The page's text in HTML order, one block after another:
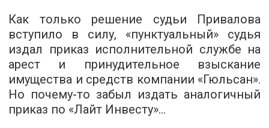
Как только решение судьи Привалова
вступило в силу, «пунктуальный» судья
издал приказ исполнительной службе на
арест и принудительное взыскание
имущества и средств компании «Гюльсан».
Но почему-то забыл издать аналогичный
приказ по «Лайт Инвесту»...